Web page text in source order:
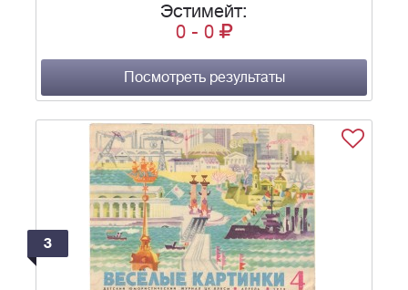
Эстимейт:
0 - 0
Посмотреть результаты
3